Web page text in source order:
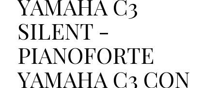
YAMAHA C3
SILENT -
PIANOFORTE
YAMAHA C3 CON